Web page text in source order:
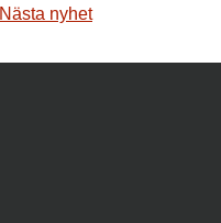
Nästa nyhet